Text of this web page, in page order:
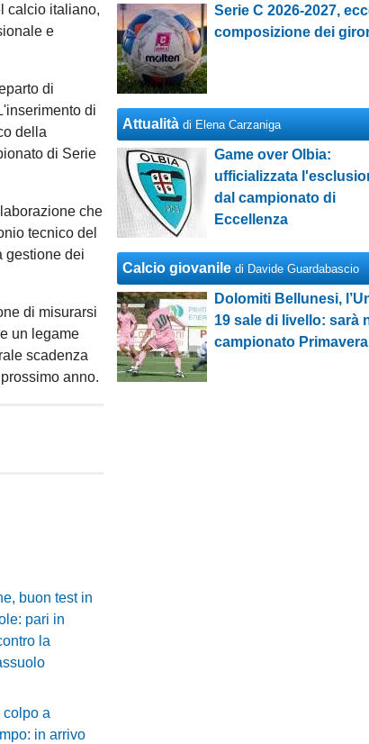
calcio italiano,
e
di
di
della
di Serie
che
tecnico del
gestione dei
di misurarsi
un legame
scadenza
anno.
buon test in
pari in
la
colpo a
in arrivo
Serie C 2026-2027,
composizione dei
Attualità di Elena Carzaniga
Game over Olbia:
ufficializzata
dal campionato di
Eccellenza
Calcio giovanile di Davide Guardabascio
Dolomiti Bellunesi,
19 sale di livello: sarà
campionato